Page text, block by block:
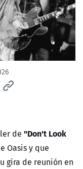
de "Don't Look
Oasis y que
gira de reunión en